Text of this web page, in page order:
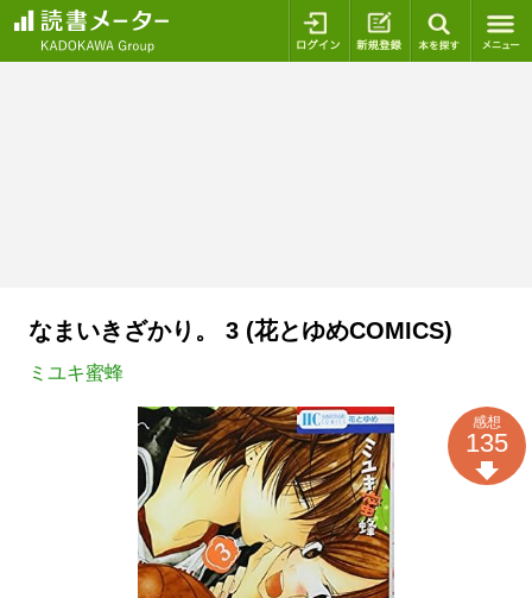
ログイン 新規登録
なまいきざかり。 3 (花とゆめCOMICS)
ミユキ蜜蜂
感想
135